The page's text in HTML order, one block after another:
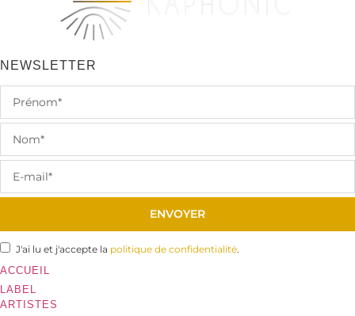
NEWSLETTER
ENVOYER
J'ai lu et j'accepte la politique de confidentialité.
ACCUEIL
LABEL
ARTISTES